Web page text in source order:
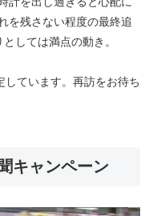
を残さない程度の最終追
しては満点の動き。
ています。再訪をお待ち
キャンペーン